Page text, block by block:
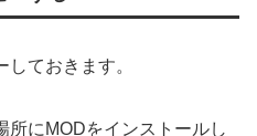
ておきます。
所にMODをインストールし